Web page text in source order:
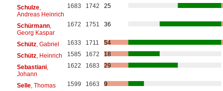
Schulze,
Andreas Heinrich
1683 1742 25
Schürmann,
Georg Kaspar
1672 1751 36
Schütz, Gabriel 1633 1711
54
Schütz, Heinrich 1585 1672
18
Sebastiani,
Johann
1622 1683 29
Selle, Thomas 1599 1663
9